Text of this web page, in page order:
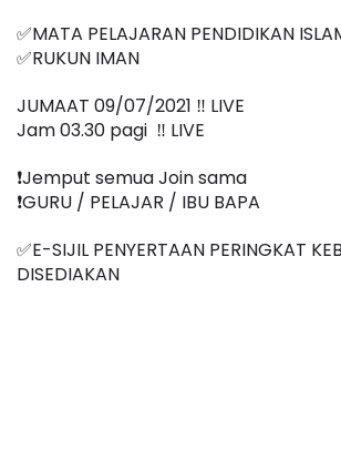
✅MATA PELAJARAN PENDIDIKAN
✅RUKUN IMAN
JUMAAT 09/07/2021 ‼️ LIVE
Jam 03.30 pagi  ‼️ LIVE
❗️Jemput semua Join sama
❗️GURU / PELAJAR / IBU BAPA
✅E-SIJIL PENYERTAAN PERINGKAT
DISEDIAKAN